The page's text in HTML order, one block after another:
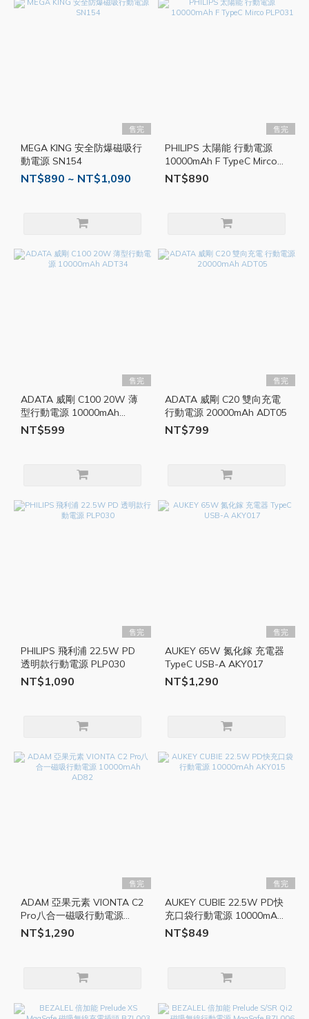
售完
MEGA KING 安全防爆磁吸行
動電源 SN154
NT$890 ~ NT$1,090
售完
PHILIPS 太陽能 行動電源
10000mAh F TypeC Mirco
PLP031
NT$890
售完
ADATA 威剛 C100 20W 薄
型行動電源 10000mAh
ADT34
NT$599
售完
ADATA 威剛 C20 雙向充電
行動電源 20000mAh ADT05
NT$799
售完
PHILIPS 飛利浦 22.5W PD
透明款行動電源 PLP030
NT$1,090
售完
AUKEY 65W 氮化鎵 充電器
TypeC USB-A AKY017
NT$1,290
售完
ADAM 亞果元素 VIONTA C2
Pro八合一磁吸行動電源
10000mAh AD82
NT$1,290
售完
AUKEY CUBIE 22.5W PD快
充口袋行動電源 10000mAh
AKY015
NT$849